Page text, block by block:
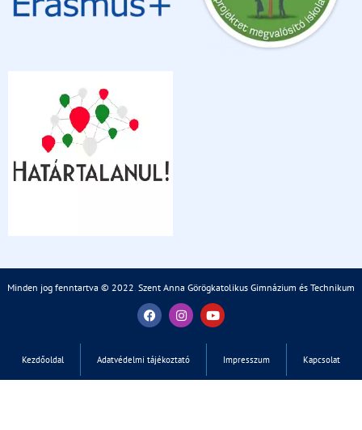
Minden jog fenntartva © 2022. Szent Anna Görögkatolikus Gimnázium és Technikum
Kezdőoldal Adatvédelmi tájékoztató Impresszum Kapcsolat